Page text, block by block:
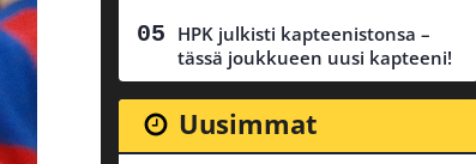
HPK julkisti kapteenistonsa –
tässä joukkueen uusi kapteeni!
Uusimmat